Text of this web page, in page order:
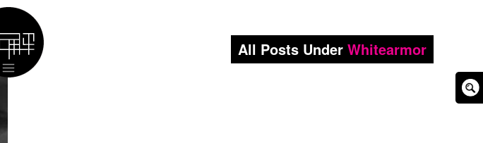
All Posts Under Whitearmor